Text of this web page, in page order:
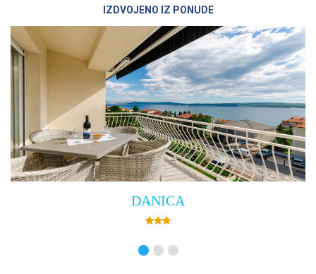
IZDVOJENO IZ PONUDE
Villa Empress